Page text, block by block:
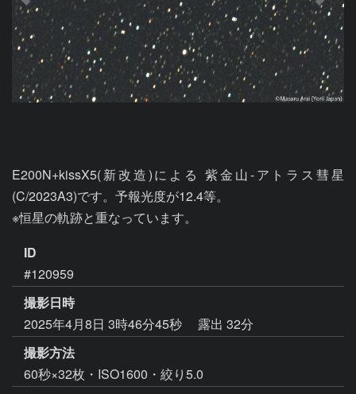
E200N+kissX5(新改造)による 紫金山-アトラス彗星
(C/2023A3)です。予報光度が12.4等。
※恒星の軌跡と重なっています。
ID
#120959
撮影日時
2025年4月8日 3時46分45秒
露出 32分
撮影方法
60秒×32枚・ISO1600・絞り5.0